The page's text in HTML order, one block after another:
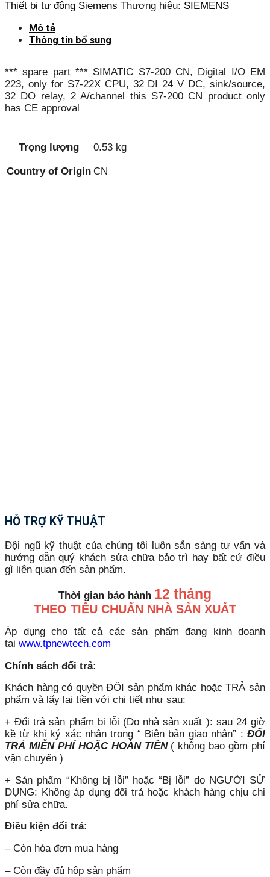
Thiết bị tự động Siemens Thương hiệu: SIEMENS
Mô tả
Thông tin bổ sung
*** spare part *** SIMATIC S7-200 CN, Digital I/O EM
223, only for S7-22X CPU, 32 DI 24 V DC, sink/source,
32 DO relay, 2 A/channel this S7-200 CN product only
has CE approval
Trọng lượng 0.53 kg
Country of Origin CN
HỖ TRỢ KỸ THUẬT
Đội ngũ kỹ thuật của chúng tôi luôn sẵn sàng tư vấn và
hướng dẫn quý khách sửa chữa bảo trì hay bất cứ điều
gì liên quan đến sản phẩm.
Thời gian bảo hành 12 tháng
THEO TIÊU CHUẨN NHÀ SẢN XUẤT
Áp dụng cho tất cả các sản phẩm đang kinh doanh
tại www.tpnewtech.com
Chính sách đổi trả:
Khách hàng có quyền ĐỔI sản phẩm khác hoặc TRẢ sản
phẩm và lấy lại tiền với chi tiết như sau:
+ Đổi trả sản phẩm bị lỗi (Do nhà sản xuất ): sau 24 giờ
kề từ khi ký xác nhận trong “ Biên bản giao nhận” : ĐỔI
TRẢ MIỄN PHÍ HOẶC HOÀN TIỀN( không bao gồm phí
vận chuyển )
+ Sản phẩm “Không bị lỗi” hoặc “Bị lỗi” do NGƯỜI SỬ
DỤNG: Không áp dụng đổi trả hoặc khách hàng chịu chi
phí sửa chữa.
Điều kiện đổi trả:
– Còn hóa đơn mua hàng
– Còn đầy đủ hộp sản phẩm